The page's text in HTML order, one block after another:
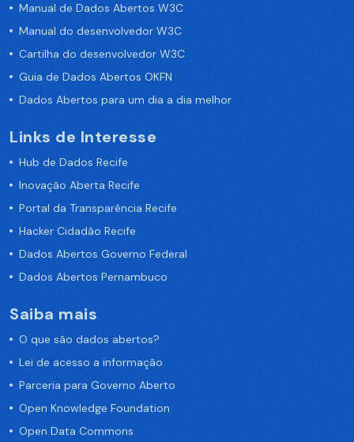
Manual de Dados Abertos W3C
Manual do desenvolvedor W3C
Cartilha do desenvolvedor W3C
Guia de Dados Abertos OKFN
Dados Abertos para um dia a dia melhor
Links de Interesse
Hub de Dados Recife
Inovação Aberta Recife
Portal da Transparência Recife
Hacker Cidadão Recife
Dados Abertos Governo Federal
Dados Abertos Pernambuco
Saiba mais
O que são dados abertos?
Lei de acesso a informação
Parceria para Governo Aberto
Open Knowledge Foundation
Open Data Commons